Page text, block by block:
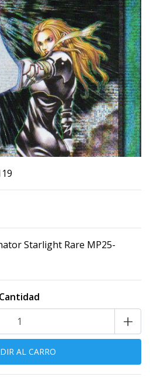
Starlight Rare MP25-
Cantidad
+